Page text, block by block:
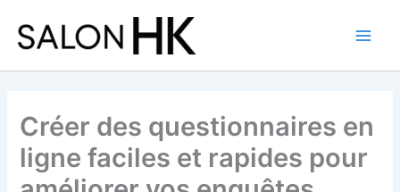
contenu
Créer des questionnaires en
ligne faciles et rapides pour